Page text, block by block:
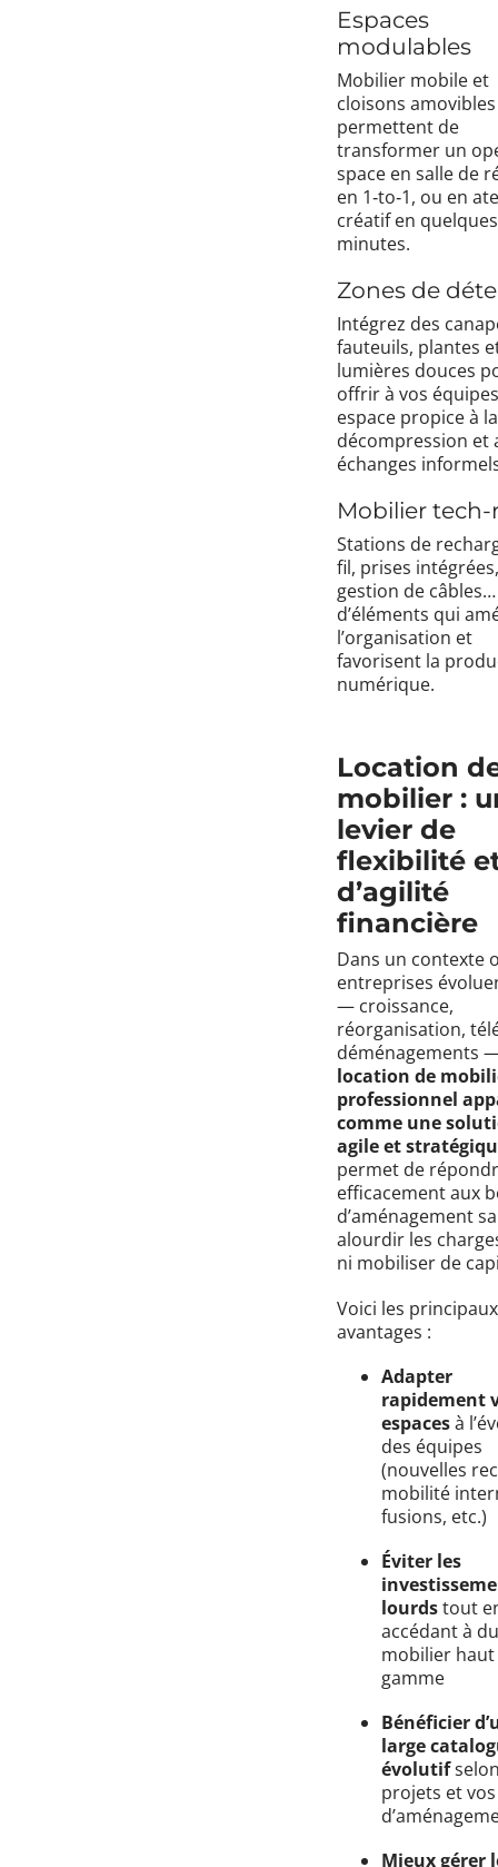
Espaces
modulables
Mobilier mobile et
cloisons amovibles
permettent de
transformer un
space en salle de
en 1‑to‑1, ou en
créatif en quelques
minutes.
Zones de
Intégrez des
fauteuils, plantes
lumières douces
offrir à vos
espace propice à la
décompression et
échanges
Mobilier tech-
Stations de
fil, prises intégrées,
gestion de
d’éléments qui
l’organisation et
favorisent la
numérique.
Location
mobilier :
levier de
flexibilité
d’agilité
financière
Dans un contexte
entreprises
— croissance,
réorganisation,
déménagements
location de
professionnel
comme une
agile et
permet de
efficacement aux
d’aménagement
alourdir les
ni mobiliser de
Voici les principaux
avantages :
Adapter
rapidement
espacesà
des équipes
(nouvelles
mobilité
fusions, etc.)
Éviter les
lourdstout
accédant à du
mobilier haut
gamme
Bénéficier
large
évolutif
projets et
Mieux gérer